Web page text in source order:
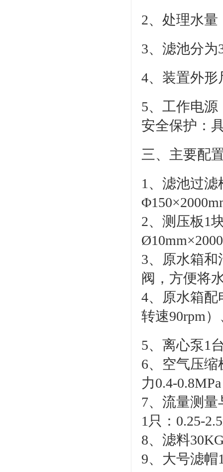
2、处理水量
3、滤池分为
4、装置外形
5、工作电源
安全保护：
三、主要配
1、滤池过
2、测压板1
3、原水箱和
阀，方便将
4、原水箱配
转速90rpm）
5、离心泵1
6、空气压缩
力0.4-
7、流量测量
1只：0.25-
8、滤料
9、大号滤帽